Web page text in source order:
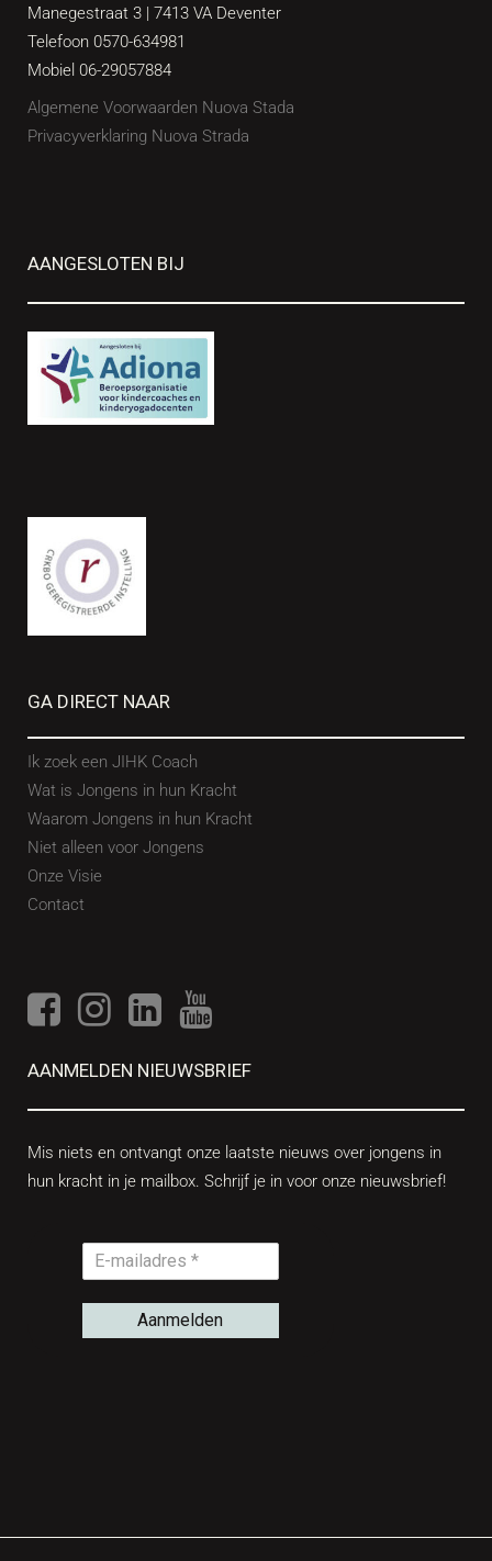
Manegestraat 3 | 7413 VA Deventer
Telefoon 0570-634981
Mobiel 06-29057884
Algemene Voorwaarden Nuova Stada
Privacyverklaring Nuova Strada
AANGESLOTEN BIJ
GA DIRECT NAAR
Ik zoek een JIHK Coach
Wat is Jongens in hun Kracht
Waarom Jongens in hun Kracht
Niet alleen voor Jongens
Onze Visie
Contact
AANMELDEN NIEUWSBRIEF
Mis niets en ontvangt onze laatste nieuws over jongens in
hun kracht in je mailbox. Schrijf je in voor onze nieuwsbrief!
Aanmelden